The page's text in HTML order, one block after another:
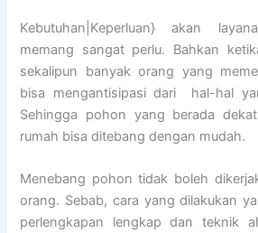
Kebutuhan|Keperluan} akan
memang sangat perlu. Bahkan
sekalipun banyak orang yang
bisa mengantisipasi dari hal-hal
Sehingga pohon yang berada
rumah bisa ditebang dengan mudah.
Menebang pohon tidak boleh
orang. Sebab, cara yang dilakukan
perlengkapan lengkap dan teknik